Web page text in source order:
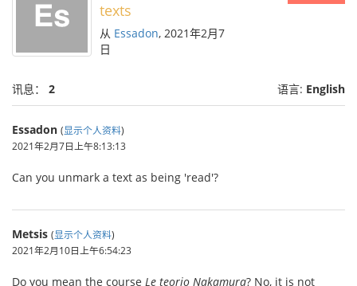
texts
从 Essadon, 2021年2月7
日
讯息： 2 语言: English
Essadon (显示个人资料)
2021年2月7日上午8:13:13
Can you unmark a text as being 'read'?
Metsis (显示个人资料)
2021年2月10日上午6:54:23
Do you mean the course Le teorio Nakamura? No, it is not